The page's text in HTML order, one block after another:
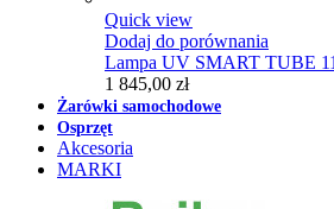
Quick view
Dodaj do porównania
Lampa UV SMART TUBE
1 845,00 zł
Żarówki samochodowe
Osprzęt
Akcesoria
MARKI